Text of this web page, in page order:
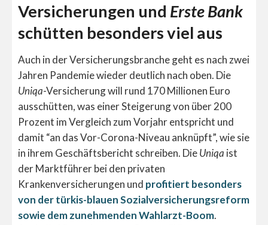
Versicherungen und Erste Bank
schütten besonders viel aus
Auch in der Versicherungsbranche geht es nach zwei
Jahren Pandemie wieder deutlich nach oben. Die
Uniqa-Versicherung will rund 170 Millionen Euro
ausschütten, was einer Steigerung von über 200
Prozent im Vergleich zum Vorjahr entspricht und
damit “an das Vor-Corona-Niveau anknüpft”, wie sie
in ihrem Geschäftsbericht schreiben. DieUniqa ist
der Marktführer bei den privaten
Krankenversicherungen und profitiert besonders
von der türkis-blauen Sozialversicherungsreform
sowie dem zunehmenden Wahlarzt-Boom.